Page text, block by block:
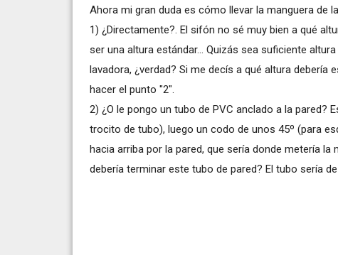
Ahora mi gran duda es cómo llevar la manguera de
1) ¿Directamente?. El sifón no sé muy bien a qué
ser una altura estándar... Quizás sea suficiente
lavadora, ¿verdad? Si me decís a qué altura
hacer el punto "2".
2) ¿O le pongo un tubo de PVC anclado a la pared?
trocito de tubo), luego un codo de unos 45º (para
hacia arriba por la pared, que sería donde metería la
debería terminar este tubo de pared? El tubo sería